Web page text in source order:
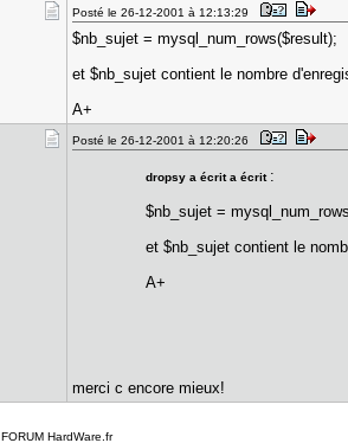
Posté le 26-12-2001 à 12:13:29
$nb_sujet = mysql_num_rows($result);
et $nb_sujet contient le nombre
A+
Posté le 26-12-2001 à 12:20:26
dropsy a écrit a écrit :
$nb_sujet =
et $nb_sujet contient le
A+
merci c encore mieux!
FORUM HardWare.fr